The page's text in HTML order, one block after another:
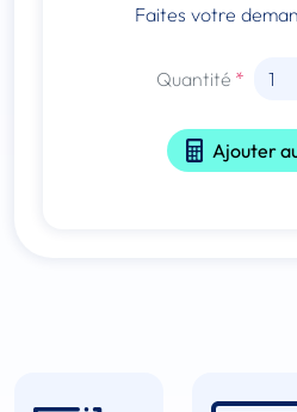
Faites votre
Quantité
Ajouter